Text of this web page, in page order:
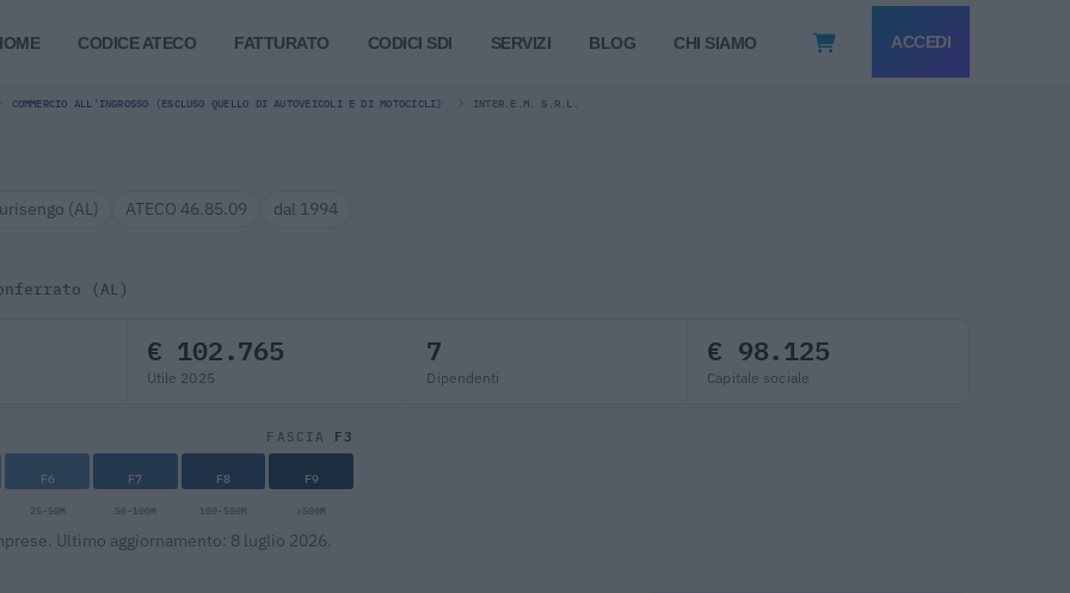
CODICE ATECO FATTURATO CODICI SDI SERVIZI BLOG CHI SIAMO ACCEDI
COMMERCIO ALL'INGROSSO (ESCLUSO QUELLO DI AUTOVEICOLI E DI MOTOCICLI) INTER.E.M. S.R.L.
(AL) ATECO 46.85.09 dal 1994
(AL)
€ 102.765
Utile 2025
7
Dipendenti
€ 98.125
Capitale sociale
FASCIA F3
F6 F7 F8 F9
25-50M 50-100M 100-500M >500M
Ultimo aggiornamento: 8 luglio 2026.